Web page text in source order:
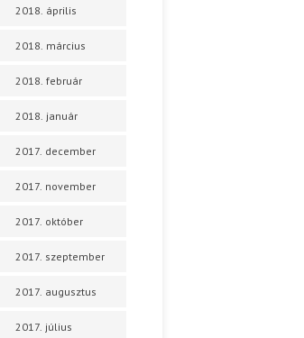
2018. április
2018. március
2018. február
2018. január
2017. december
2017. november
2017. október
2017. szeptember
2017. augusztus
2017. július